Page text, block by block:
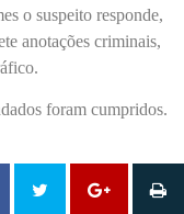
o suspeito responde,
anotações criminais,
foram cumpridos.